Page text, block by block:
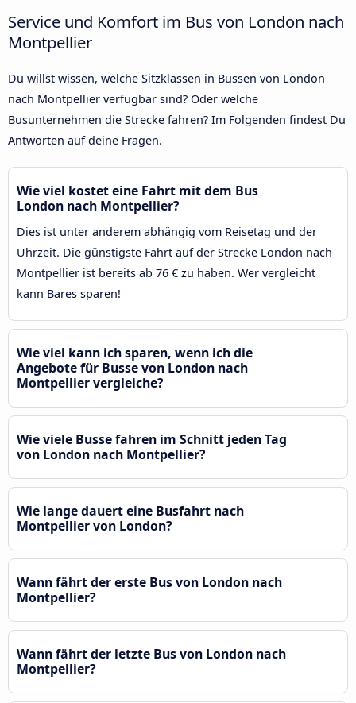
Service und Komfort im Bus von London nach
Montpellier
Du willst wissen, welche Sitzklassen in Bussen von London
nach Montpellier verfügbar sind? Oder welche
Busunternehmen die Strecke fahren? Im Folgenden findest Du
Antworten auf deine Fragen.
Wie viel kostet eine Fahrt mit dem Bus
London nach Montpellier?
Dies ist unter anderem abhängig vom Reisetag und der
Uhrzeit. Die günstigste Fahrt auf der Strecke London nach
Montpellier ist bereits ab 76 € zu haben. Wer vergleicht
kann Bares sparen!
Wie viel kann ich sparen, wenn ich die
Angebote für Busse von London nach
Montpellier vergleiche?
Wie viele Busse fahren im Schnitt jeden Tag
von London nach Montpellier?
Wie lange dauert eine Busfahrt nach
Montpellier von London?
Wann fährt der erste Bus von London nach
Montpellier?
Wann fährt der letzte Bus von London nach
Montpellier?